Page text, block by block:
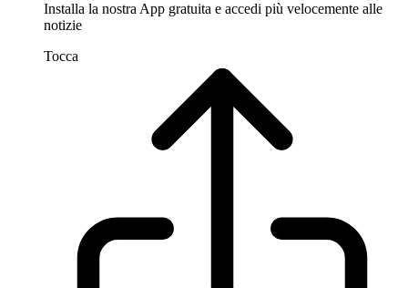
Installa la nostra App gratuita e accedi più velocemente alle
notizie
Tocca